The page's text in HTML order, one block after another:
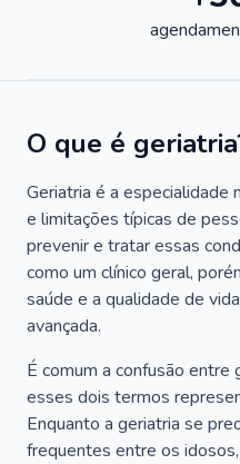
O que é
Geriatria é a especialidade
e limitações típicas de
prevenir e tratar essas
como um clínico geral,
saúde e a qualidade de
avançada.
É comum a confusão
esses dois termos
Enquanto a geriatria se
frequentes entre os